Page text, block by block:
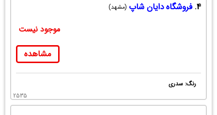
4. فروشگاه دایان شاپ (مشهد)
موجود نیست
مشاهده
رنگ: سدری
2535